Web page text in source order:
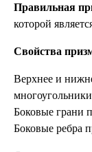
Правильная
которой
Свойства
Верхнее и
Боковые грани
Боковые ребра